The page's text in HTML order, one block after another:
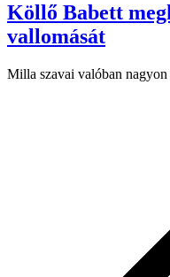
Köllő Babett
vallomását
Milla szavai valóban